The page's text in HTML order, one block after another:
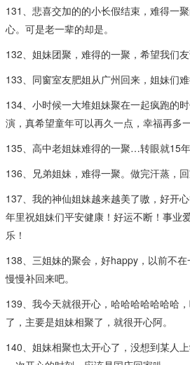
131、悲喜交加的的小长假结束，难得一
心。可是老一辈的却是。
132、姐妹团聚，难得的一聚，希望我们友
133、同窗室友肥姐从广州回来，姐妹们难
134、小时候一大堆姐妹聚在一起疯跑的
演，真希望童年可以再久一点，幸福再多一
135、高中老姐妹难得的一聚…转眼就15年
136、兄弟姐妹，难得一聚。做完汗蒸，回
137、我的神仙姐妹越来越美了嗷，好开
年里祝姐妹们平安健康！好运不断！事业
乐！
138、三姐妹的聚会，好happy，以前不
慢慢补回来吧。
139、我今天就很开心，哈哈哈哈哈哈哈
了，主要是姐妹相聚了，就很开心阿。
140、姐妹相聚也太开心了，没想到某人